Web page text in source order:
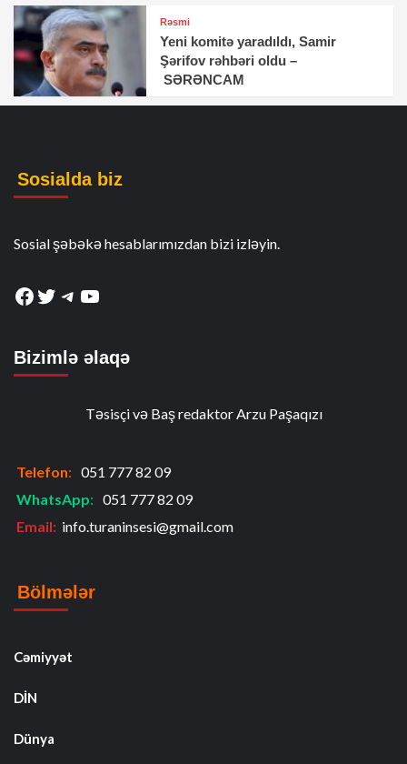
Rəsmi
Yeni komitə yaradıldı, Samir
Şərifov rəhbəri oldu –
SƏRƏNCAM
Sosialda biz
Sosial şəbəkə hesablarımızdan bizi izləyin.
Facebook
Twitter
Telegram
YouTube
Bizimlə əlaqə
Təsisçi və Baş redaktor Arzu Paşaqızı
Telefon: 051 777 82 09
WhatsApp: 051 777 82 09
Email: info.turaninsesi@gmail.com
Bölmələr
Cəmiyyət
DİN
Dünya